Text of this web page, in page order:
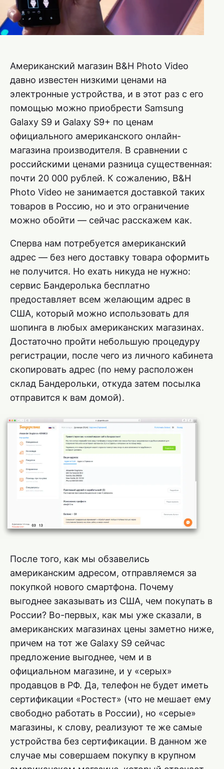
Американский магазин B&H Photo Video
давно известен низкими ценами на
электронные устройства, и в этот раз с его
помощью можно приобрести Samsung
Galaxy S9 и Galaxy S9+ по ценам
официального американского онлайн-
магазина производителя. В сравнении с
российскими ценами разница существенная:
почти 20 000 рублей. К сожалению, B&H
Photo Video не занимается доставкой таких
товаров в Россию, но и это ограничение
можно обойти — сейчас расскажем как.
Сперва нам потребуется американский
адрес — без него доставку товара оформить
не получится. Но ехать никуда не нужно:
сервис Бандеролька бесплатно
предоставляет всем желающим адрес в
США, который можно использовать для
шопинга в любых американских магазинах.
Достаточно пройти небольшую процедуру
регистрации, после чего из личного кабинета
скопировать адрес (по нему расположен
склад Бандерольки, откуда затем посылка
отправится к вам домой).
После того, как мы обзавелись
американским адресом, отправляемся за
покупкой нового смартфона. Почему
выгоднее заказывать из США, чем покупать в
России? Во-первых, как мы уже сказали, в
американских магазинах цены заметно ниже,
причем на тот же Galaxy S9 сейчас
предложение выгоднее, чем и в
официальном магазине, и у «серых»
продавцов в РФ. Да, телефон не будет иметь
сертификации «Ростест» (что не мешает ему
свободно работать в России), но «серые»
магазины, к слову, реализуют те же самые
устройства без сертификации. В данном же
случае мы совершаем покупку в крупном